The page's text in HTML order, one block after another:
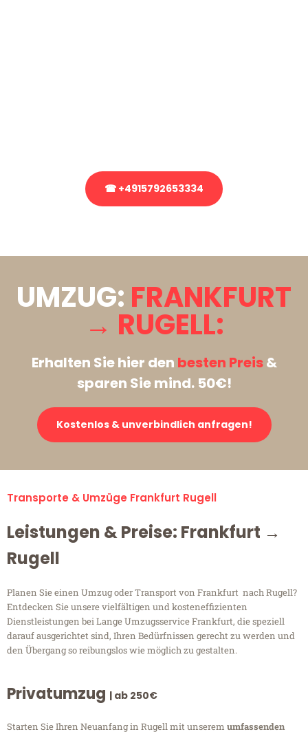
☎ +4915792653334
UMZUG: FRANKFURT
→ RUGELL:
Erhalten Sie hier den besten Preis&
sparen Sie mind. 50€!
Kostenlos & unverbindlich anfragen!
Transporte & Umzüge Frankfurt Rugell
Leistungen & Preise: Frankfurt →
Rugell
Planen Sie einen Umzug oder Transport von Frankfurt nach Rugell?
Entdecken Sie unsere vielfältigen und kosteneffizienten
Dienstleistungen bei Lange Umzugsservice Frankfurt, die speziell
darauf ausgerichtet sind, Ihren Bedürfnissen gerecht zu werden und
den Übergang so reibungslos wie möglich zu gestalten.
Privatumzug | ab 250€
Starten Sie Ihren Neuanfang in Rugell mit unserem umfassenden